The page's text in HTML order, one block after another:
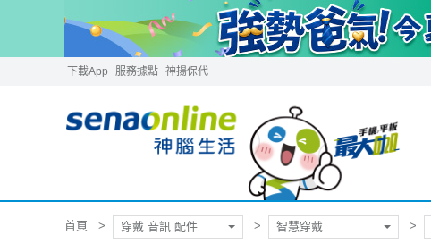
下載App 服務據點 神揚保代
首頁 穿戴 音訊 配件 智慧穿戴